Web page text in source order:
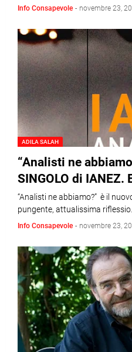
Info Consapevole - novembre 23,
ADILA SALAH
“Analisti ne
SINGOLO di IANEZ.
“Analisti ne abbiamo?” è il
pungente, attualissima riflessio…
Info Consapevole - novembre 23,